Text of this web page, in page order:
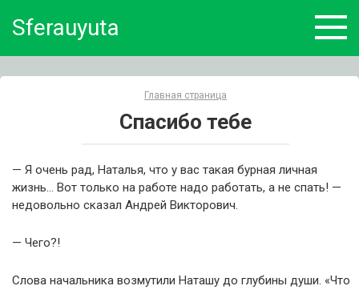
Sferauyuta
Главная страница
Спасибо тебе
— Я очень рад, Наталья, что у вас такая бурная личная
жизнь… Вот только на работе надо работать, а не спать! —
недовольно сказал Андрей Викторович.
— Чего?!
Слова начальника возмутили Наташу до глубины души. «Что